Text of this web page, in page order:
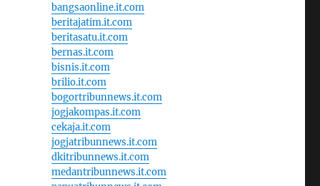
bangsaonline.it.com
beritajatim.it.com
beritasatu.it.com
bernas.it.com
bisnis.it.com
brilio.it.com
bogortribunnews.it.com
jogjakompas.it.com
cekaja.it.com
jogjatribunnews.it.com
dkitribunnews.it.com
medantribunnews.it.com